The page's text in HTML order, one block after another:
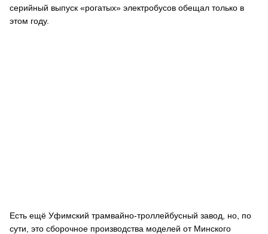
серийный выпуск «рогатых» электробусов обещал только в
этом году.
Есть ещё Уфимский трамвайно-троллейбусный завод, но, по
сути, это сборочное производства моделей от Минского